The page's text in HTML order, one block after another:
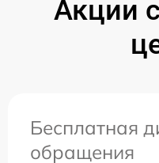
Акции
Бесплатная
обращения